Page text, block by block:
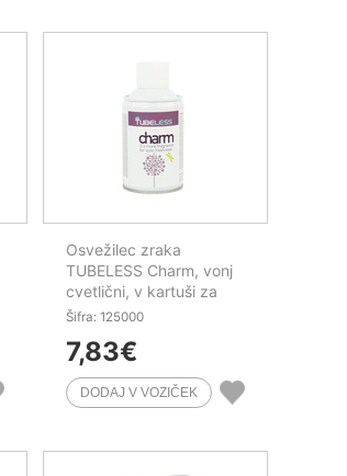
Osvežilec zraka
TUBELESS Charm, vonj
cvetlični, v kartuši za
dozer, 195 ml
Šifra: 125000
7,83€